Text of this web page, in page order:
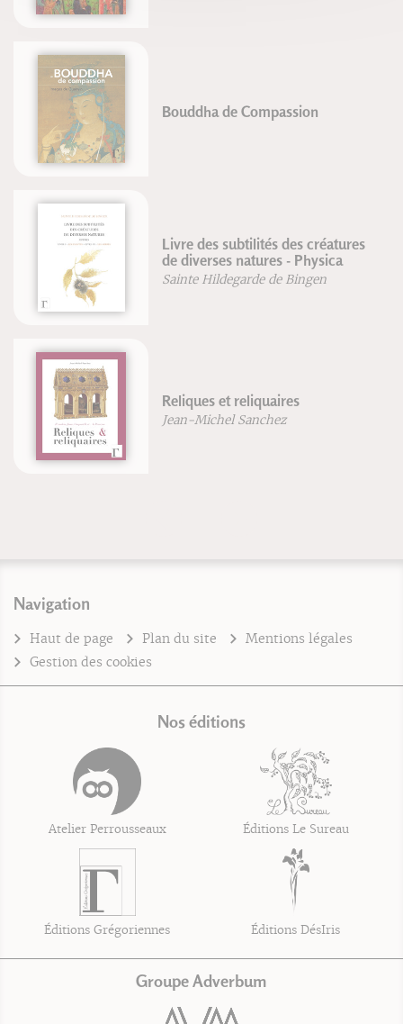
Bouddha de Compassion
Livre des subtilités des créatures
de diverses natures - Physica
Sainte Hildegarde de Bingen
Reliques et reliquaires
Jean-Michel Sanchez
Navigation
Haut de page Plan du site
Mentions légales
Gestion des cookies
Nos éditions
Atelier Perrousseaux Éditions Le Sureau
Éditions Grégoriennes Éditions DésIris
Groupe Adverbum